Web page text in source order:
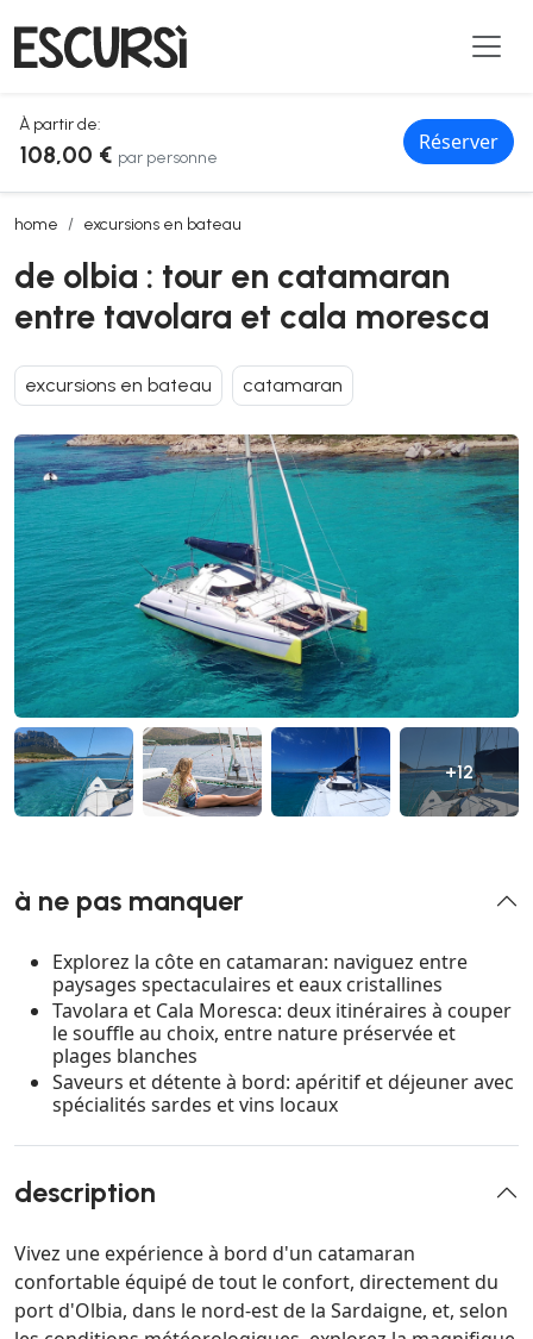
À partir de:
108,00 € par personne
Réserver
home excursions en bateau
de olbia : tour en catamaran entre tavolara et cala moresca
de olbia : tour en catamaran
entre tavolara et cala moresca
excursions en bateau catamaran
+12
à ne pas manquer
Explorez la côte en catamaran: naviguez entre
paysages spectaculaires et eaux cristallines
Tavolara et Cala Moresca: deux itinéraires à couper
le souffle au choix, entre nature préservée et
plages blanches
Saveurs et détente à bord: apéritif et déjeuner avec
spécialités sardes et vins locaux
description
Vivez une expérience à bord d'un catamaran
confortable équipé de tout le confort, directement du
port d'Olbia, dans le nord-est de la Sardaigne, et, selon